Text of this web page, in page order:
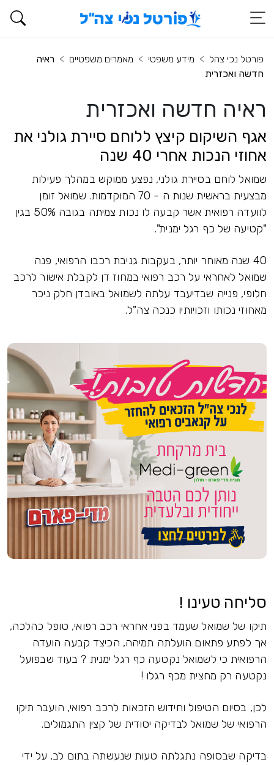
פורטל נכי צהל מידע משפטי מאמרים משפטיים
ראיה
חדשה ואכזרית
ראיה חדשה ואכזרית
אגף השיקום קיצץ ללוחם סיירת גולני את
אחוזי הנכות אחרי 40 שנה
שמואל לוחם בסיירת גולני, נפצע ממוקש במהלך פעילות
מבצעית בראשית שנות ה - 70 המוקדמות. שמואל זומן
לוועדה רפואית אשר קבעה לו נכות צמיתה בגובה 50% בגין
"קטיעה של כף רגל ימנית".
40 שנה מאוחר יותר, בעקבות גניבת רכבו הרפואי, פנה
שמואל לאחראי על רכב רפואי במחוז דן לקבלת אישור לרכב
חלופי, פנייה שבדיעבד עלתה לשמואל באובדן חלק ניכר
מאחוזי נכותו וזכויותיו כנכה צה"ל.
סליחה טעינו !
תיקו של שמואל שעמד בפני אחראי רכב רפואי, טופל כהלכה,
אך לפתע פתאום הועלתה תמיהה, הכיצד קבעה הועדה
הרפואית כי לשמואל נקטעה כף רגל ימנית ? בעוד שבפועל
נקטעה רק מחצית מכף רגלו !
לכן, בסיום הטיפול וחידוש הזכאות לרכב רפואי, הועבר תיקו
הרפואי של שמואל לבדיקה יסודית של קצין התגמולים.
בדיקה שבסופה נתגלתה טעות שנעשתה בתום לב, על ידי